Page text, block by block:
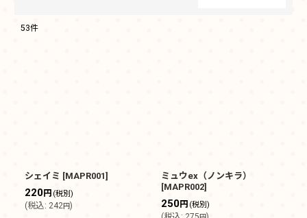
絞り込む
53件
シェイミ [MAPR001]
220円 (税別)
(税込: 242円)
ミュウex（ノンキラ）
[MAPR002]
250円 (税別)